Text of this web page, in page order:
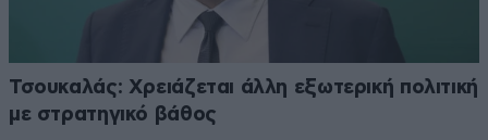
Τσουκαλάς: Xρειάζεται άλλη εξωτερική πολιτική
με στρατηγικό βάθος